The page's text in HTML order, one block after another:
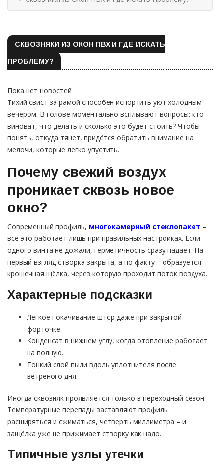
СКВОЗНЯКИ ИЗ ОКОН ПВХ И ГДЕ ИСКАТЬ
ПРОБЛЕМУ?
Пока нет новостей
Тихий свист за рамой способен испортить уют холодным
вечером. В голове моментально всплывают вопросы: кто
виноват, что делать и сколько это будет стоить? Чтобы
понять, откуда тянет, придётся обратить внимание на
мелочи, которые легко упустить.
Почему свежий воздух
проникает сквозь новое
окно?
Современный профиль, многокамерный стеклопакет –
всё это работает лишь при правильных настройках. Если
одного винта не дожали, герметичность сразу падает. На
первый взгляд створка закрыта, а по факту – образуется
крошечная щёлка, через которую проходит поток воздуха.
Характерные подсказки
Лёгкое покачивание штор даже при закрытой
форточке.
Конденсат в нижнем углу, когда отопление работает
на полную.
Тонкий слой пыли вдоль уплотнителя после
ветреного дня.
Иногда сквозняк проявляется только в переходный сезон.
Температурные перепады заставляют профиль
расширяться и сжиматься, четверть миллиметра – и
защёлка уже не прижимает створку как надо.
Типичные узлы утечки